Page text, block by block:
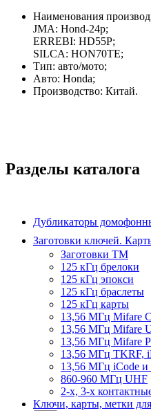
Наименования
JMA: Hond-24p;
ERREBI: HD55P;
SILCA: HON70TE;
Тип: авто/мото;
Авто: Honda;
Производство: Китай.
Разделы каталога
Дубликаторы
Заготовки ключей.
Заготовки ТМ
125 кГц брелоки
125 кГц эпокси
125 кГц браслеты
125 кГц карты
13,56 МГц Mifare
13,56 МГц Mifare
13,56 МГц Mifare
13,56 МГц TKRF,
13,56 МГц iCode и
860-960 МГц UHF
2-х, 3-х
Ключи, карты, метки